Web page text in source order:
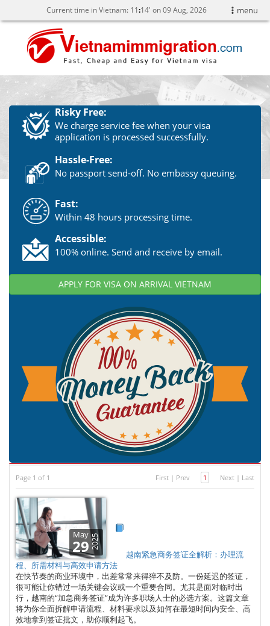
menu
Current time in Vietnam: 11 14' on 09 Aug, 2026
Risky Free:
We charge service fee when your visa
application is processed successfully.
Hassle-Free:
No passport send-off. No embassy queuing.
Fast:
Within 48 hours processing time.
Accessible:
100% online. Send and receive by email.
APPLY FOR VISA ON ARRIVAL VIETNAM
Page 1 of 1 First | Prev 1 Next | Last
May
292025
越南紧急商务签证全解析：办理流
程、所需材料与高效申请方法
在快节奏的商业环境中，出差常常来得猝不及防。一份延迟的签证，
很可能让你错过一场关键会议或一个重要合同。尤其是面对临时出
行，越南的“加急商务签证”成为许多职场人士的必选方案。这篇文章
将为你全面拆解申请流程、材料要求以及如何在最短时间内安全、高
效地拿到签证批文，助你顺利起飞。